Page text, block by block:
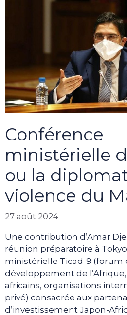
Conférence
ministérielle
ou la
violence du
27 août 2024
Une contribution d’Amar
réunion préparatoire à
ministérielle Ticad-9 (forum
développement de
africains, organisations
privé) consacrée aux
d’investissement Japon-